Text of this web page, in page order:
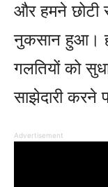
और हमने छोटी
नुकसान हुआ।
गलतियों को
साझेदारी करने
Advertisement